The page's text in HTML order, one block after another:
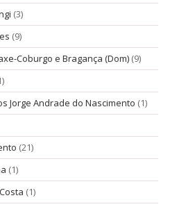
(3)
(9)
Coburgo e Bragança (Dom) (9)
Jorge Andrade do Nascimento (1)
(21)
(1)
(1)